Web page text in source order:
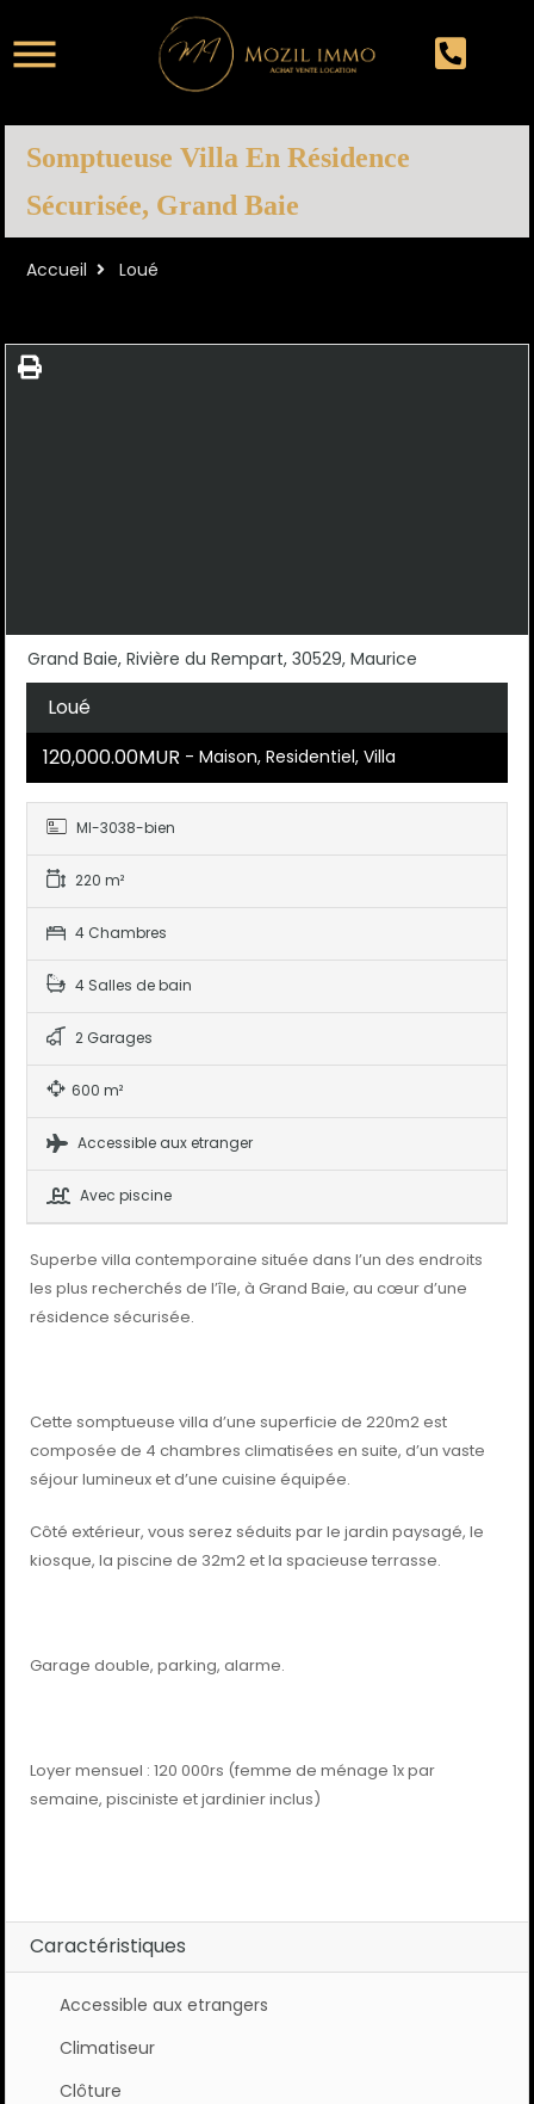
Somptueuse Villa En Résidence
Sécurisée, Grand Baie
Accueil Loué
Grand Baie, Rivière du Rempart, 30529, Maurice
Loué
120,000.00MUR - Maison, Residentiel, Villa
MI-3038-bien
220 m²
4 Chambres
4 Salles de bain
2 Garages
600 m²
Accessible aux etranger
Avec piscine
Superbe villa contemporaine située dans l’un des endroits
les plus recherchés de l’île, à Grand Baie, au cœur d’une
résidence sécurisée.
Cette somptueuse villa d’une superficie de 220m2 est
composée de 4 chambres climatisées en suite, d’un vaste
séjour lumineux et d’une cuisine équipée.
Côté extérieur, vous serez séduits par le jardin paysagé, le
kiosque, la piscine de 32m2 et la spacieuse terrasse.
Garage double, parking, alarme.
Loyer mensuel : 120 000rs (femme de ménage 1x par
semaine, pisciniste et jardinier inclus)
Caractéristiques
Accessible aux etrangers
Climatiseur
Clôture